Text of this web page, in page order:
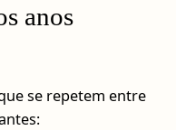
anos
se repetem entre